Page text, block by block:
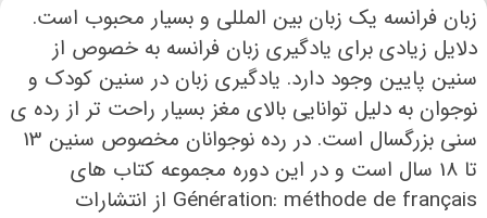
زبان فرانسه یک زبان بین المللی و بسیار محبوب است.
دلایل زیادی برای یادگیری زبان فرانسه به خصوص از
سنین پایین وجود دارد. یادگیری زبان در سنین کودک و
نوجوان به دلیل توانایی بالای مغز بسیار راحت تر از رده ی
سنی بزرگسال است. در رده نوجوانان مخصوص سنین 13
تا 18 سال است و در این دوره مجموعه کتاب های
Génération: méthode de français از انتشارات